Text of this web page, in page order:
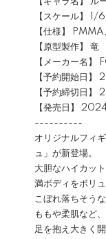
【スケール】 1/
【仕様】
【原型製作】 竜
【メーカー名】
【予約開始日
【予約締切日
【発売日】
----------
オリジナルフィ
ュ」が新登場。
大胆なハイカッ
満ボディをボリ
こぼれ落ちそう
ももや柔肌など
足を抱え大きく